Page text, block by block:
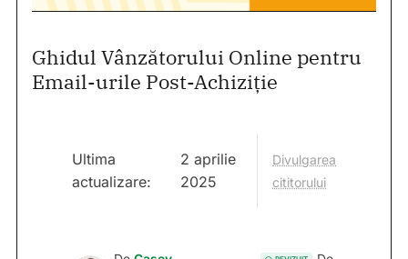
Ghidul Vânzătorului Online pentru
Email-urile Post-Achiziție
Ultima
actualizare:
2 aprilie
2025
Divulgarea
cititorului